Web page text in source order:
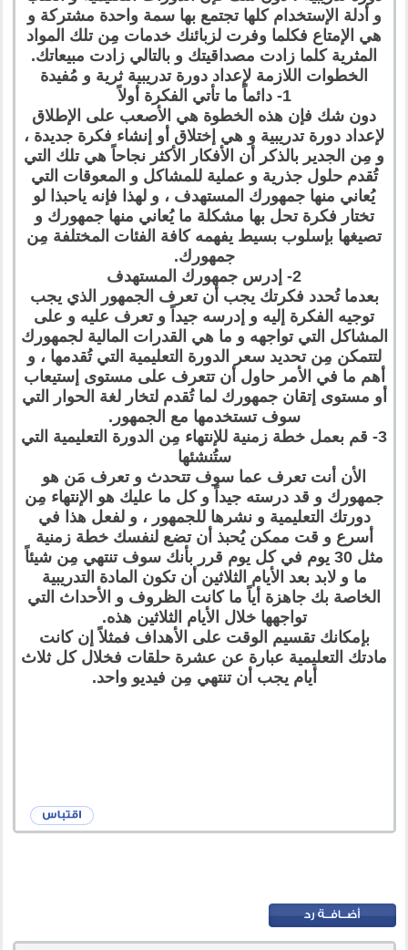
و أدلة الإستخدام كلها تجتمع بها سمة واحدة مشتركة و
هي الإمتاع فكلما وفرت لزبائنك خدمات مِن تلك المواد
المثرية كلما زادت مصداقيتك و بالتالي زادت مبيعاتك.
الخطوات اللازمة لإعداد دورة تدريبية ثرية و مُفيدة
1- دائماً ما تأتي الفكرة أولاً
دون شك فإن هذه الخطوة هي الأصعب على الإطلاق
لإعداد دورة تدريبية و هي إختلاق أو إنشاء فكرة جديدة ،
و مِن الجدير بالذكر أن الأفكار الأكثر نجاحاً هي تلك التي
تُقدم حلول جذرية و عملية للمشاكل و المعوقات التي
يُعاني منها جمهورك المستهدف ، و لهذا فإنه ياحبذا لو
تختار فكرة تحل بها مشكلة ما يُعاني منها جمهورك و
تصيغها بإسلوب بسيط يفهمه كافة الفئات المختلفة مِن
جمهورك.
2- إدرس جمهورك المستهدف
بعدما تُحدد فكرتك يجب أن تعرف الجمهور الذي يجب
توجيه الفكرة إليه و إدرسه جيداً و تعرف عليه و على
المشاكل التي تواجهه و ما هي القدرات المالية لجمهورك
لتتمكن مِن تحديد سعر الدورة التعليمية التي تُقدمها ، و
أهم ما في الأمر حاول أن تتعرف على مستوى إستيعاب
أو مستوى إتقان جمهورك لما تُقدم لتخار لغة الحوار التي
سوف تستخدمها مع الجمهور.
3- قم بعمل خطة زمنية للإنتهاء مِن الدورة التعليمية التي
ستُنشئها
الأن أنت تعرف عما سوف تتحدث و تعرف مَن هو
جمهورك و قد درسته جيداً و كل ما عليك هو الإنتهاء مِن
دورتك التعليمية و نشرها للجمهور ، و لفعل هذا في
أسرع و قت ممكن يُحبذ أن تضع لنفسك خطة زمنية
مثل 30 يوم في كل يوم قرر بأنك سوف تنتهي مِن شيئاً
ما و لابد بعد الأيام الثلاثين أن تكون المادة التدريبية
الخاصة بك جاهزة أياً ما كانت الظروف و الأحداث التي
تواجهها خلال الأيام الثلاثين هذه.
بإمكانك تقسيم الوقت على الأهداف فمثلاً إن كانت
مادتك التعليمية عبارة عن عشرة حلقات فخلال كل ثلاث
أيام يجب أن تنتهي مِن فيديو واحد.